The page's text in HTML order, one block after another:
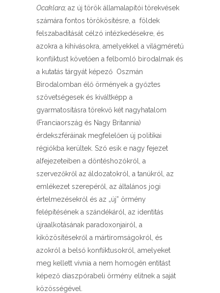
Ocaklara;az új török államalapítói törekvések
számára fontos törökösítésre, a földek
felszabadítását célzó intézkedésekre, és
azokra a kihívásokra, amelyekkel a világméretű
konfliktust követően a felbomló birodalmak és
a kutatás tárgyát képező Oszmán
Birodalomban élő örmények a győztes
szövetségesek és kiváltképp a
gyarmatosításra törekvő két nagyhatalom
(Franciaország és Nagy Britannia)
érdekszféráinak megfelelően új politikai
régiókba kerültek. Szó esik e nagy fejezet
alfejezeteiben a döntéshozókról, a
szervezőkről az áldozatokról, a tanúkról, az
emlékezet szerepéről, az általános jogi
értelmezésekről és az „új” örmény
felépítésének a szándékáról, az identitás
újraalkotásának paradoxonjairól, a
kiközösítésekről a mártíromságokról, és
azokról a belső konfliktusokról, amelyeket
meg kellett vívnia a nem homogén entitást
képező diaszpórabeli örmény elitnek a saját
közösségével.